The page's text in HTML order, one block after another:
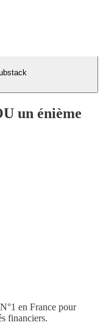
un énième
en France pour
financiers.